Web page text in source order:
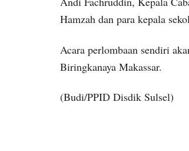
Hamzah dan para kepala
Acara perlombaan sendiri
Biringkanaya Makassar.
(Budi/PPID Disdik Sulsel)